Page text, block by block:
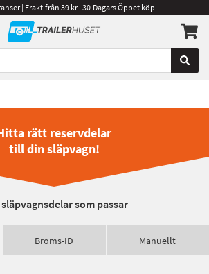
| Frakt från 39 kr | 30 Dagars Öppet köp
rätt reservdelar
till din släpvagn!
släpvagnsdelar som passar
Broms-ID Manuellt